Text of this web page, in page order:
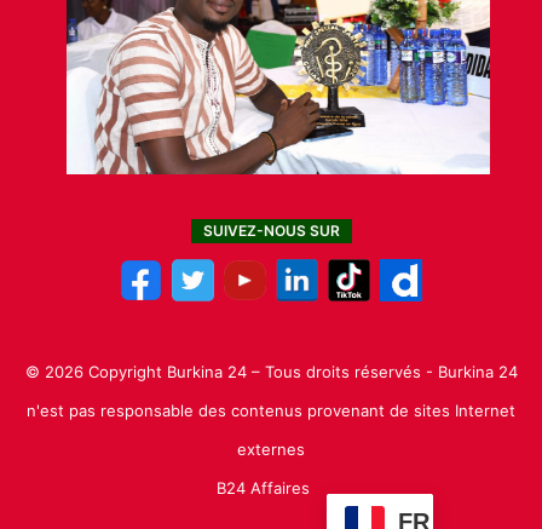
SUIVEZ-NOUS SUR
© 2026 Copyright Burkina 24 – Tous droits réservés - Burkina 24
n'est pas responsable des contenus provenant de sites Internet
externes
B24 Affaires
FR